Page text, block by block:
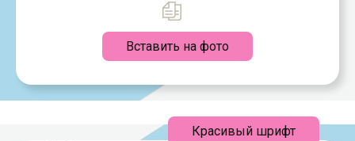
Вставить на фото
Красивый шрифт